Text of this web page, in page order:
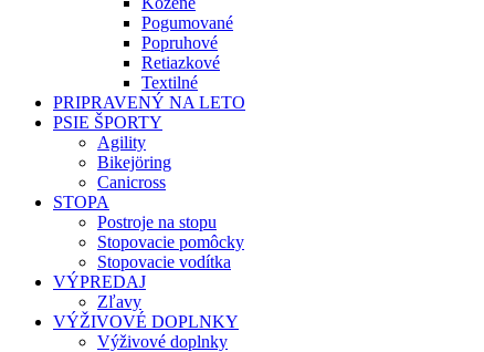
Pogumované
Popruhové
Retiazkové
Textilné
PRIPRAVENÝ NA LETO
PSIE ŠPORTY
Agility
Bikejöring
Canicross
STOPA
Postroje na stopu
Stopovacie pomôcky
Stopovacie vodítka
VÝPREDAJ
Zľavy
VÝŽIVOVÉ DOPLNKY
Výživové doplnky